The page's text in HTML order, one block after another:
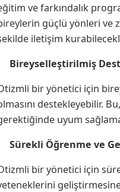
ve farkındalık
güçlü yönleri ve
iletişim
Bireyselleştirilmiş
bir yönetici için
destekleyebilir.
uyum
Sürekli Öğrenme ve
bir yönetici için